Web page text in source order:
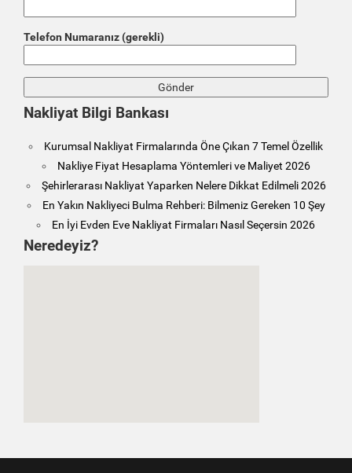
Telefon Numaranız (gerekli)
Nakliyat Bilgi Bankası
Kurumsal Nakliyat Firmalarında Öne Çıkan 7 Temel Özellik
Nakliye Fiyat Hesaplama Yöntemleri ve Maliyet 2026
Şehirlerarası Nakliyat Yaparken Nelere Dikkat Edilmeli 2026
En Yakın Nakliyeci Bulma Rehberi: Bilmeniz Gereken 10 Şey
En İyi Evden Eve Nakliyat Firmaları Nasıl Seçersin 2026
Neredeyiz?